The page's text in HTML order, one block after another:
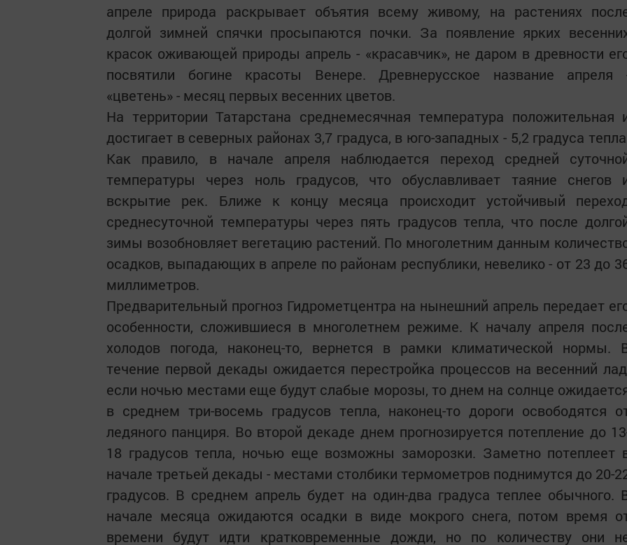
апреле природа раскрывает объятия всему живому, на растениях
долгой зимней спячки просыпаются почки. За появление ярких
красок оживающей природы апрель - «красавчик», не даром в древности
посвятили богине красоты Венере. Древнерусское название апреля
«цветень» - месяц первых весенних цветов.
На территории Татарстана среднемесячная температура положительная
достигает в северных районах 3,7 градуса, в юго-западных - 5,2 градуса
Как правило, в начале апреля наблюдается переход средней
температуры через ноль градусов, что обуславливает таяние снегов
вскрытие рек. Ближе к концу месяца происходит устойчивый
среднесуточной температуры через пять градусов тепла, что после
зимы возобновляет вегетацию растений. По многолетним данным
осадков, выпадающих в апреле по районам республики, невелико - от 23 до
миллиметров.
Предварительный прогноз Гидрометцентра на нынешний апрель передает
особенности, сложившиеся в многолетнем режиме. К началу апреля
холодов погода, наконец-то, вернется в рамки климатической нормы.
течение первой декады ожидается перестройка процессов на весенний
если ночью местами еще будут слабые морозы, то днем на солнце
в среднем три-восемь градусов тепла, наконец-то дороги освободятся
ледяного панциря. Во второй декаде днем прогнозируется потепление до
18 градусов тепла, ночью еще возможны заморозки. Заметно потеплеет
начале третьей декады - местами столбики термометров поднимутся до 20-
градусов. В среднем апрель будет на один-два градуса теплее обычного.
начале месяца ожидаются осадки в виде мокрого снега, потом время
времени будут идти кратковременные дожди, но по количеству они